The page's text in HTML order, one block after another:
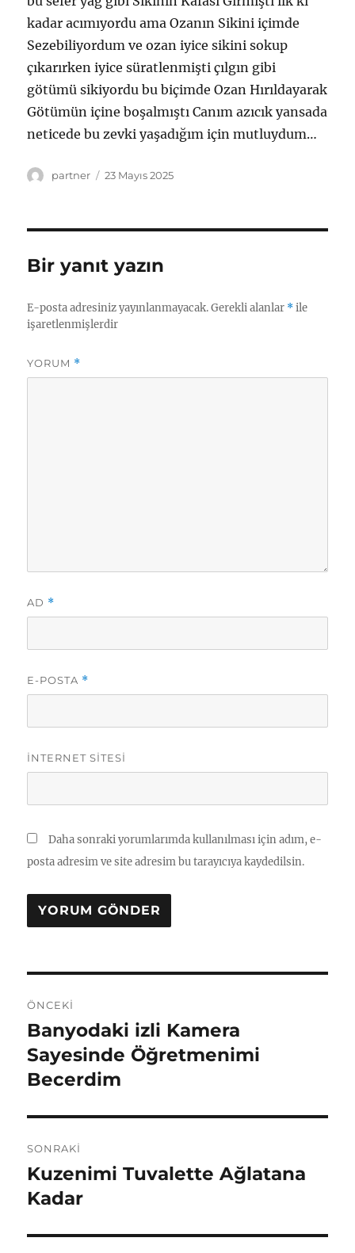
kadar acımıyordu ama Ozanın Sikini içimde
Sezebiliyordum ve ozan iyice sikini sokup
çıkarırken iyice süratlenmişti çılgın gibi
götümü sikiyordu bu biçimde Ozan Hırıldayarak
Götümün içine boşalmıştı Canım azıcık yansada
neticede bu zevki yaşadığım için mutluydum…
Yazar
partner
Yayın
23 Mayıs 2025
Bir yanıt yazın
E-posta adresiniz yayınlanmayacak. Gerekli alanlar *ile
işaretlenmişlerdir
YORUM *
AD *
E-POSTA *
İNTERNET SITESI
Daha sonraki yorumlarımda kullanılması için adım, e-
posta adresim ve site adresim bu tarayıcıya kaydedilsin.
gezinmesi
ÖNCEKI
Önceki
yazı:
Banyodaki izli Kamera
Sayesinde Öğretmenimi
Becerdim
SONRAKI
Sonraki
yazı:
Kuzenimi Tuvalette Ağlatana
Kadar